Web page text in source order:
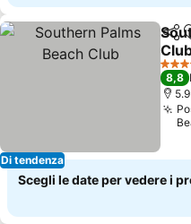
Di tendenza
4
8,8
Scegli le date per vedere i